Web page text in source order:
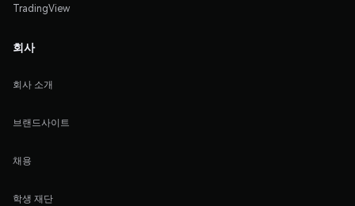
TradingView
회사
회사 소개
브랜드사이트
채용
학생 재단